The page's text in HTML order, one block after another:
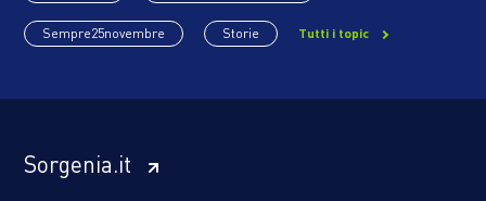
Sempre25novembre Storie Tutti i topic
Sorgenia.it